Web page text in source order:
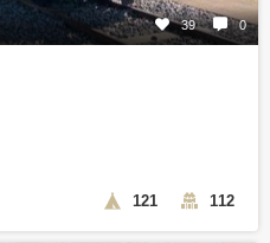
39 0
121 112